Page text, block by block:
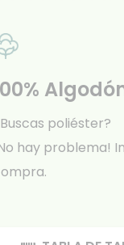
poliéster?
hay problema!